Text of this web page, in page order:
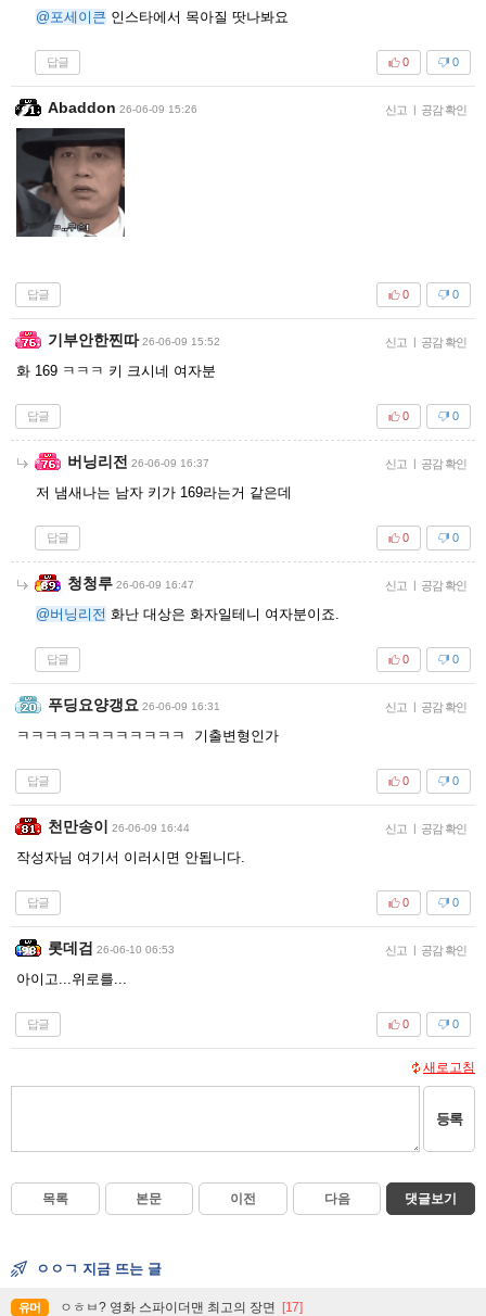
@포세이큰 인스타에서 목아질 땃나봐요
답글 0
0
Abaddon 26-06-09 15:26 신고 | 공감 확인
답글 0
0
기부안한찐따 26-06-09 15:52 신고 | 공감 확인
화 169 ㅋㅋㅋ 키 크시네 여자분
답글 0
0
버닝리전 26-06-09 16:37 신고 | 공감 확인
저 냄새나는 남자 키가 169라는거 같은데
답글 0
0
청청루 26-06-09 16:47 신고 | 공감 확인
@버닝리전 화난 대상은 화자일테니 여자분이죠.
답글 0
0
푸딩요양갱요 26-06-09 16:31 신고 | 공감 확인
ㅋㅋㅋㅋㅋㅋㅋㅋㅋㅋㅋㅋ 기출변형인가
답글 0
0
천만송이 26-06-09 16:44 신고 | 공감 확인
작성자님 여기서 이러시면 안됩니다.
답글 0
0
롯데검 26-06-10 06:53 신고 | 공감 확인
아이고...위로를...
답글 0
0
새로고침
등록
목록 본문 이전 다음 댓글보기
ㅇㅇㄱ 지금 뜨는 글
유머 ㅇㅎㅂ? 영화 스파이더맨 최고의 장면 [17]